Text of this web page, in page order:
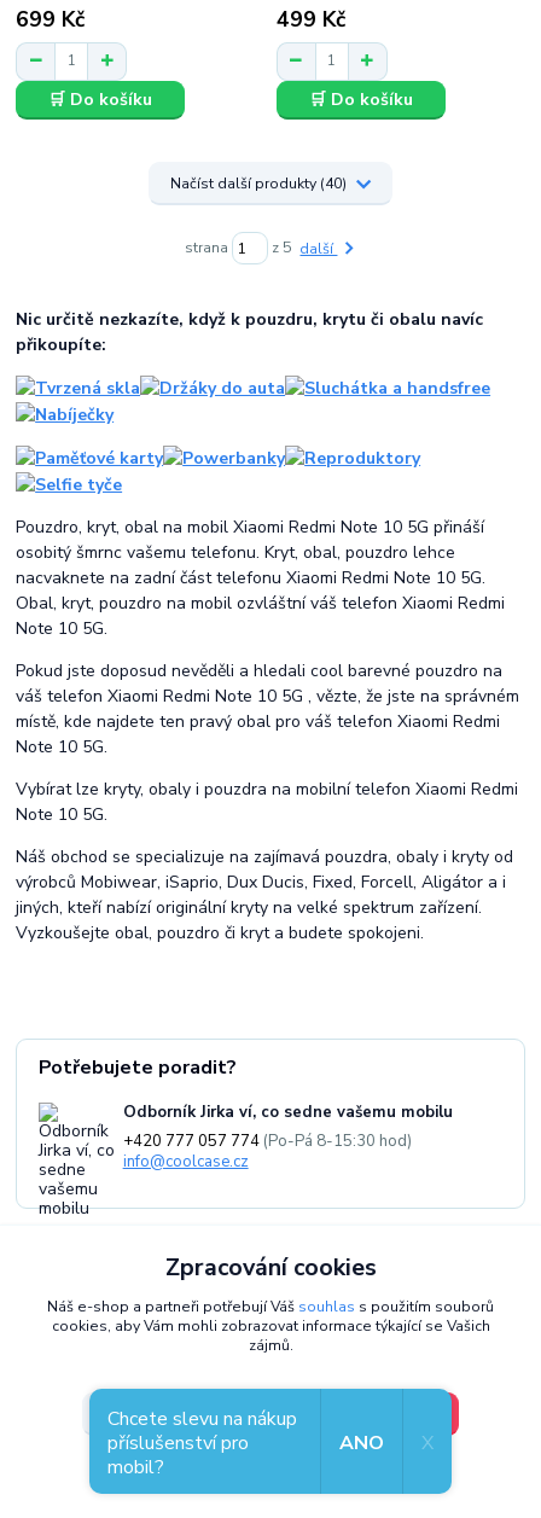
Potřebujete poradit?
Odborník Jirka ví, co sedne vašemu mobilu
+420 777 057 774 (Po-Pá 8-15:30 hod)
info@coolcase.cz
699 Kč
🛒 Do košíku
499 Kč
🛒 Do košíku
Načíst další produkty (40)
strana z 5 další
Nic určitě nezkazíte, když k pouzdru, krytu či obalu navíc
přikoupíte:
Pouzdro, kryt, obal na mobil Xiaomi Redmi Note 10 5G přináší
osobitý šmrnc vašemu telefonu. Kryt, obal, pouzdro lehce
nacvaknete na zadní část telefonu Xiaomi Redmi Note 10 5G.
Obal, kryt, pouzdro na mobil ozvláštní váš telefon Xiaomi Redmi
Note 10 5G.
Pokud jste doposud nevěděli a hledali cool barevné pouzdro na
váš telefon Xiaomi Redmi Note 10 5G , vězte, že jste na správném
místě, kde najdete ten pravý obal pro váš telefon Xiaomi Redmi
Note 10 5G.
Vybírat lze kryty, obaly i pouzdra na mobilní telefon Xiaomi Redmi
Note 10 5G.
Náš obchod se specializuje na zajímavá pouzdra, obaly i kryty od
výrobců Mobiwear, iSaprio, Dux Ducis, Fixed, Forcell, Aligátor a i
jiných, kteří nabízí originální kryty na velké spektrum zařízení.
Vyzkoušejte obal, pouzdro či kryt a budete spokojeni.
Coolcase - Pouzdra, obaly a kryty, kterým
obaly a kryty pro vaše telefony.Pečlivě volíme příslušenství pro
, které spojujestyl, odolnost a praktičnost
. Jsme
exkluzivní distributor Mobiwear v Česku
kamennou prodejnu v Plzni
, kde si můžete kryty prohlédnout.
Zpracování cookies
Náš e-shop a partneři potřebují Váš souhlas s použitím souborů
cookies, aby Vám mohli zobrazovat informace týkající se Vašich
zájmů.
Nastavení V pořádku, jdu si vybrat
Souhlas můžete odmítnout
Chcete slevu na nákup
příslušenství pro
mobil?
ANO X